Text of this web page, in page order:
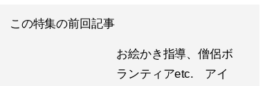
この特集の前回記事
お絵かき指導、僧侶ボ
ランティアetc. アイ